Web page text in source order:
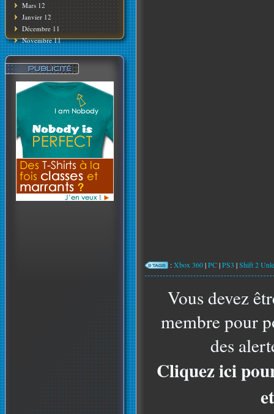
Mars 12
Janvier 12
Décembre 11
Novembre 11
:Xbox 360|PC|PS3 |Shift 2
Vous devez
membre pour
des
Cliquez ici